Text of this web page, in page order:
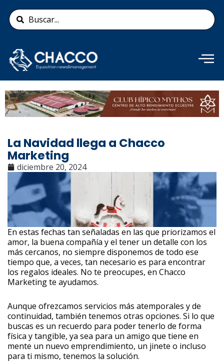
contenido
Search
...
Añade aquí tu texto de
cabecera
La Navidad llega a Chacco
Marketing
diciembre 20, 2024
En estas fechas tan señaladas en las que priorizamos el
amor, la buena compañía y el tener un detalle con los
más cercanos, no siempre disponemos de todo ese
tiempo que, a veces, tan necesario es para encontrar
los regalos ideales. No te preocupes, en Chacco
Marketing te ayudamos.
Aunque ofrezcamos servicios más atemporales y de
continuidad, también tenemos otras opciones. Si lo que
buscas es un recuerdo para poder tenerlo de forma
física y tangible, ya sea para un amigo que tiene en
mente un nuevo emprendimiento, un jinete o incluso
para ti mismo, tenemos la solución.